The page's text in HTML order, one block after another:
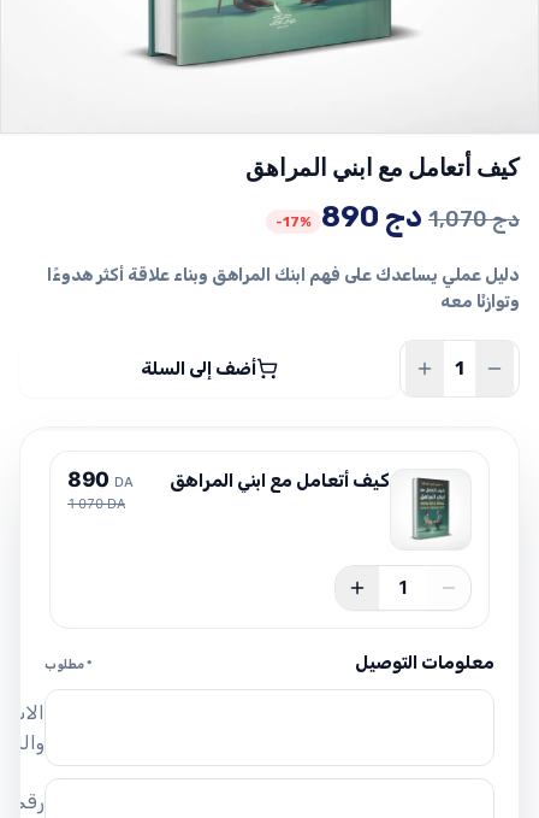
كيف أتعامل مع ابني المراهق
1,070دج
السعر
1,070 دج.
890 دج
السعر
هو:
-17%
دليل عملي يساعدك على فهم ابنك المراهق وبناء علاقة أكثر هدوءًا
وتوازنًا معه
أضف إلى السلة
كيف أتعامل مع ابني المراهق 890 DA
1 070 DA
1
معلومات التوصيل * مطلوب
رقم